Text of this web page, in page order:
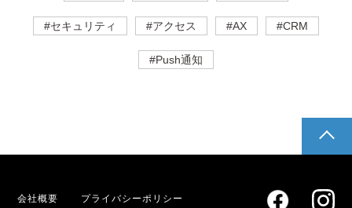
#セキュリティ #アクセス #AX #CRM
#Push通知
会社概要 プライバシーポリシー